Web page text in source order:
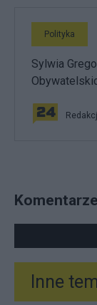
Polityka
Sylwia
Komentarze
Inne